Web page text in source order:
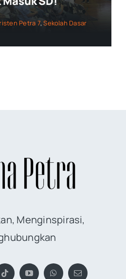
Petra 7,Sekolah Dasar
Menginspirasi,